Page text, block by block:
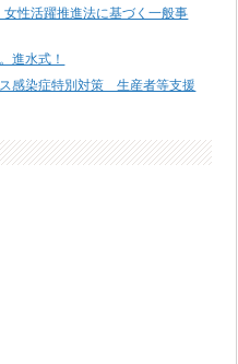
性活躍推進法に基づく一般事
進水式！
感染症特別対策 生産者等支援